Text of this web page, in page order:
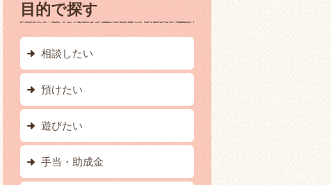
目的で探す
相談したい
預けたい
遊びたい
手当・助成金